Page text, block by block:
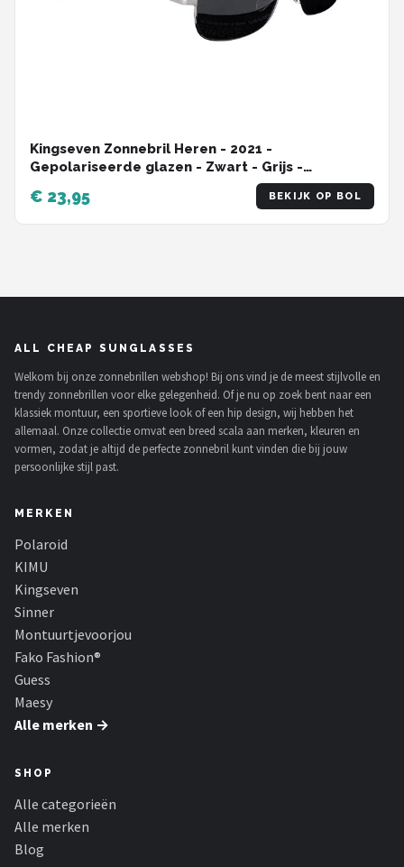
Kingseven Zonnebril Heren - 2021 -
Gepolariseerde glazen - Zwart - Grijs -
€ 23,95 BEKIJK OP BOL
ALL CHEAP SUNGLASSES
Welkom bij onze zonnebrillen webshop! Bij ons vind je de meest stijlvolle en
trendy zonnebrillen voor elke gelegenheid. Of je nu op zoek bent naar een
klassiek montuur, een sportieve look of een hip design, wij hebben het
allemaal. Onze collectie omvat een breed scala aan merken, kleuren en
vormen, zodat je altijd de perfecte zonnebril kunt vinden die bij jouw
persoonlijke stijl past.
MERKEN
Polaroid
KIMU
Kingseven
Sinner
Montuurtjevoorjou
Fako Fashion®
Guess
Maesy
Alle merken →
SHOP
Alle categorieën
Alle merken
Blog